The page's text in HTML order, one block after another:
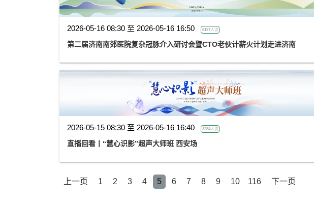
2026-05-16 08:30 至 2026-05-16 16:50 6127人次
第二届济南南郊医院复杂冠脉介入研讨会暨CTO老伙计薪火计划走进济南
2026-05-15 08:30 至 2026-05-16 16:40 3284人次
直播回看丨“慧心识影”超声大师班 西安场
上一页 1 2 3 4 5 6 7 8 9 10 116 下一页